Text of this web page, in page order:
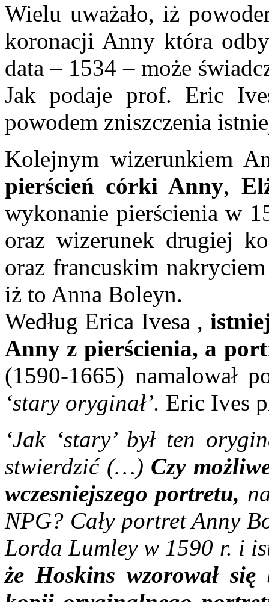
Wielu uważało, iż
koronacji Anny która
data – 1534 – może
Jak podaje prof. Eric
powodem zniszczenia
Kolejnym wizerunkiem
pierścień córki Anny,
wykonanie pierścienia w
oraz wizerunek drugiej
oraz francuskim
iż to Anna Boleyn.
Według Erica Ivesa ,
Anny z pierścienia, a
(1590-1665) namalował
‘stary oryginał’. Eric Ives
‘Jak ‘stary’ był ten
stwierdzić (…) Czy
wczesniejszego portretu,
NPG? Cały portret Anny
Lorda Lumley w 1590 r. i
że Hoskins wzorował